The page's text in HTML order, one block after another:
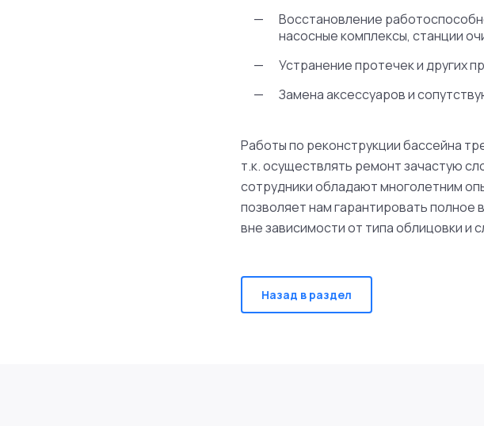
Восстановление
насосные комплексы, станции
Устранение протечек и других
Замена аксессуаров и
Работы по реконструкции бассейна
т.к. осуществлять ремонт зачастую
сотрудники обладают многолетним
позволяет нам гарантировать полное
вне зависимости от типа облицовки и
Назад в раздел